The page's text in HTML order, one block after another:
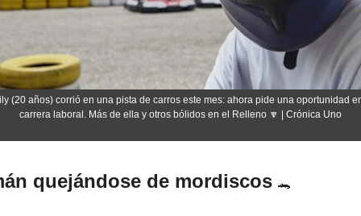
(20 años) corrió en una pista de carros este mes: ahora pide una oportunidad
carrera laboral. Más de ella y otros bólidos en el Relleno 🔽 | Crónica Uno
quejándose de mordiscos 🐊